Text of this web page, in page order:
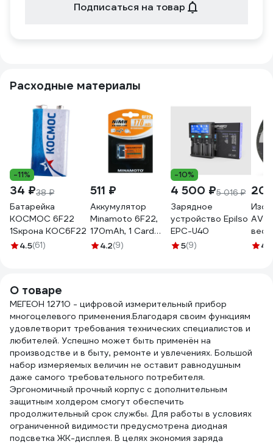
Подписаться на товар
Расходные материалы
-11%
34 ₽38 ₽
Батарейка
КОСМОС 6F22
1Sкрона KOC6F22
4.5(61)
511 ₽
Аккумулятор
Minamoto 6F22,
170mAh, 1 Card
51114.2(9)
-10%
4 500 ₽5 016 ₽
Зарядное
устройство Epilso
EPC-U40
5(9)
вес
0654.6
О товаре
МЕГЕОН 12710 - цифровой измерительный прибор
многоцелевого применения.Благодаря своим функциям
удовлетворит требования технических специалистов и
любителей. Успешно может быть применён на
производстве и в быту, ремонте и увлечениях. Большой
набор измеряемых величин не оставит равнодушным
даже самого требовательного потребителя.
Эргономичный прочный корпус с дополнительным
защитным холдером смогут обеспечить
продолжительный срок службы. Для работы в условиях
ограниченной видимости предусмотрена диодная
подсветка ЖК-дисплея. В целях экономия заряда